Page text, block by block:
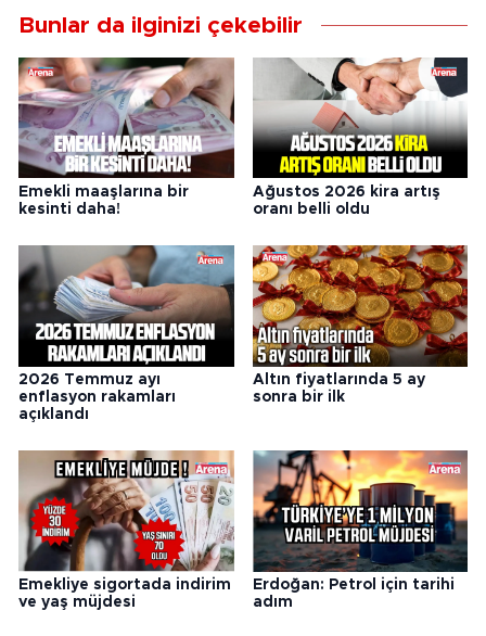
Bunlar da ilginizi çekebilir
Emekli maaşlarına bir
kesinti daha!
Ağustos 2026 kira artış
oranı belli oldu
2026 Temmuz ayı
enflasyon rakamları
açıklandı
Altın fiyatlarında 5 ay
sonra bir ilk
Emekliye sigortada indirim
ve yaş müjdesi
Erdoğan: Petrol için tarihi
adım